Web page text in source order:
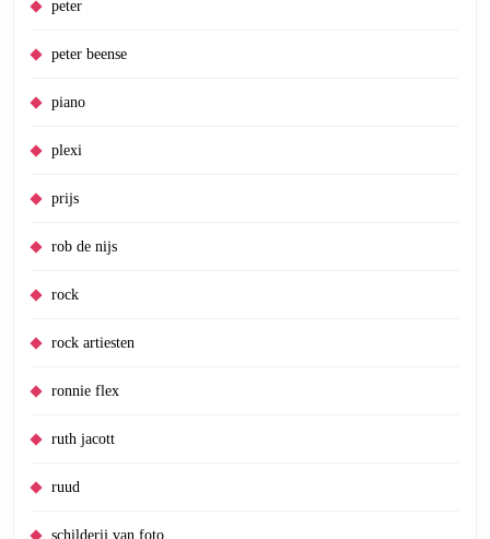
peter
peter beense
piano
plexi
prijs
rob de nijs
rock
rock artiesten
ronnie flex
ruth jacott
ruud
schilderij van foto